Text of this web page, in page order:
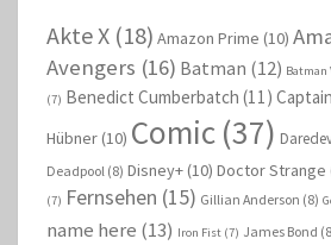
Akte X (18) Amazon Prime (10)
Avengers (16) Batman (12) Batman
(7) Benedict Cumberbatch (11)
Hübner (10) Comic (37)
Deadpool (8) Disney+ (10) Doctor Strange
(7) Fernsehen (15) Gillian Anderson (8)
name here (13) Iron Fist (7) James Bond